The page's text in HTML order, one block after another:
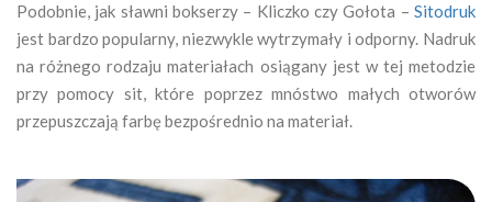
Podobnie, jak sławni bokserzy – Kliczko czy Gołota – Sitodruk
jest bardzo popularny, niezwykle wytrzymały i odporny. Nadruk
na różnego rodzaju materiałach osiągany jest w tej metodzie
przy pomocy sit, które poprzez mnóstwo małych otworów
przepuszczają farbę bezpośrednio na materiał.